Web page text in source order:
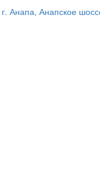
г. Анапа, Анапское